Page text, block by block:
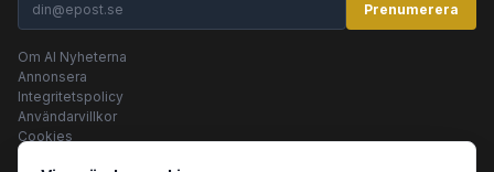
Prenumerera
Om AI Nyheterna
Annonsera
Integritetspolicy
Användarvillkor
Cookies